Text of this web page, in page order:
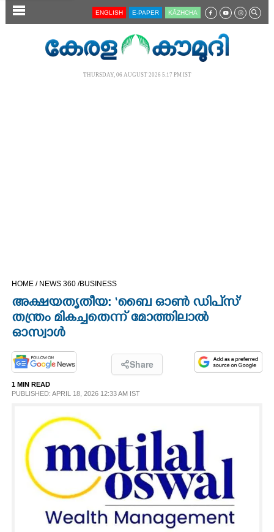
SECTIONS
CINEMA
OPINION
PHOTOS
LIFESTYLE
SPIRITUAL
INFO+
ENGLISH E-PAPER KĀZHCHA
THURSDAY, 06 AUGUST 2026 5.17 PM IST
HOME / NEWS 360 /BUSINESS
അക്ഷയതൃതീയ: ‘ബൈ ഓൺ ഡിപ്‌സ്’
തന്ത്രം മികച്ചതെന്ന് മോത്തിലാൽ
ഓസ്വാൾ
Share
1 MIN READ
PUBLISHED: APRIL 18, 2026 12:33 AM IST